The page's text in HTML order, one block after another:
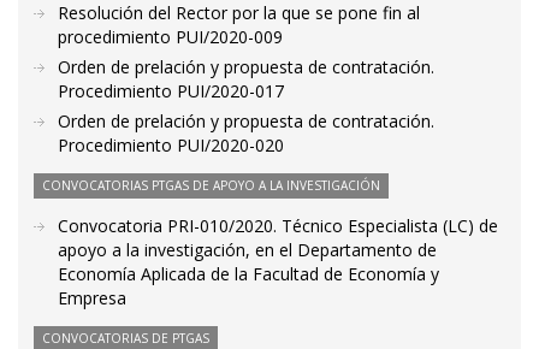
Resolución del Rector por la que se pone fin al
procedimiento PUI/2020-009
Orden de prelación y propuesta de contratación.
Procedimiento PUI/2020-017
Orden de prelación y propuesta de contratación.
Procedimiento PUI/2020-020
CONVOCATORIAS PTGAS DE APOYO A LA INVESTIGACIÓN
Convocatoria PRI-010/2020. Técnico Especialista (LC) de
apoyo a la investigación, en el Departamento de
Economía Aplicada de la Facultad de Economía y
Empresa
CONVOCATORIAS DE PTGAS